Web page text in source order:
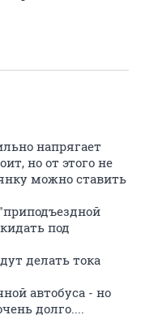
напрягает
но от этого не
можно ставить
под
делать тока
автобуса - но
долго....